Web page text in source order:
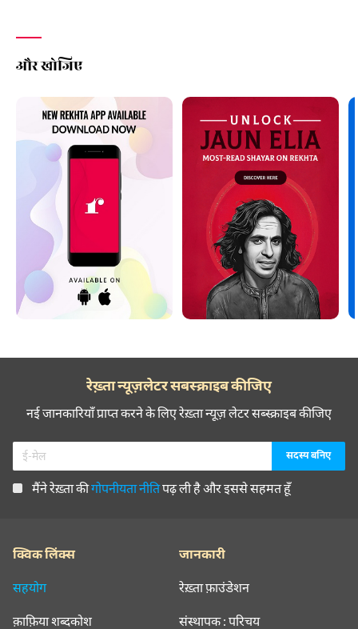
और खोजिए
रेख़्ता न्यूज़लेटर सबस्क्राइब कीजिए
नई जानकारियाँ प्राप्त करने के लिए रेख़्ता न्यूज़ लेटर सब्स्क्राइब कीजिए
मैंने रेख़्ता कीगोपनीयता नीतिपढ़ ली है और इससे सहमत हूँ
क्विक लिंक्स
सहयोग
क़ाफ़िया शब्दकोश
जानकारी
रेख़्ता फ़ाउंडेशन
संस्थापक : परिचय